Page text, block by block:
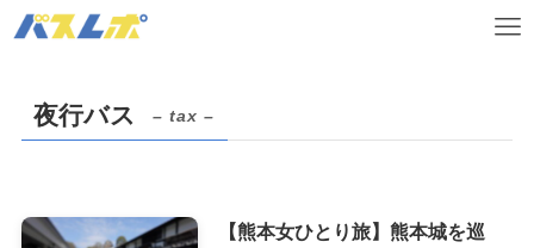
夜行バス – tax –
【熊本女ひとり旅】熊本城を巡